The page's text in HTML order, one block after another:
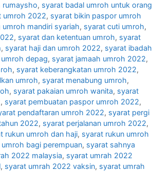
rumaysho, syarat badal umroh untuk orang
umroh 2022, syarat bikin paspor umroh
mandiri syariah, syarat cuti umroh,
, syarat dan ketentuan umroh, syarat
, syarat haji dan umroh 2022, syarat ibadah
depag, syarat jamaah umroh 2022,
, syarat keberangkatan umroh 2022,
umroh, syarat menabung umroh,
, syarat pakaian umroh wanita, syarat
, syarat pembuatan paspor umroh 2022,
pendaftaran umroh 2022, syarat pergi
2022, syarat perjalanan umroh 2022,
rukun umroh dan haji, syarat rukun umroh
bagi perempuan, syarat sahnya
2022 malaysia, syarat umrah 2022
, syarat umrah 2022 vaksin, syarat umrah